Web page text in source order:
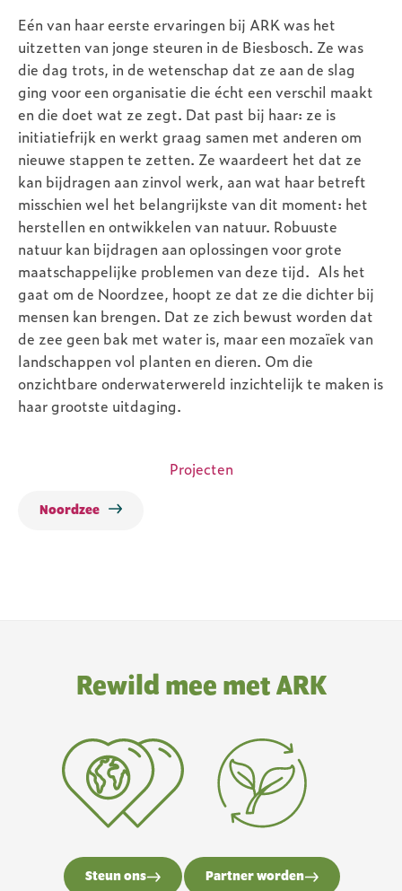
Eén van haar eerste ervaringen bij ARK was het
uitzetten van jonge steuren in de Biesbosch. Ze was
die dag trots, in de wetenschap dat ze aan de slag
ging voor een organisatie die écht een verschil maakt
en die doet wat ze zegt. Dat past bij haar: ze is
initiatiefrijk en werkt graag samen met anderen om
nieuwe stappen te zetten. Ze waardeert het dat ze
kan bijdragen aan zinvol werk, aan wat haar betreft
misschien wel het belangrijkste van dit moment: het
herstellen en ontwikkelen van natuur. Robuuste
natuur kan bijdragen aan oplossingen voor grote
maatschappelijke problemen van deze tijd. Als het
gaat om de Noordzee, hoopt ze dat ze die dichter bij
mensen kan brengen. Dat ze zich bewust worden dat
de zee geen bak met water is, maar een mozaïek van
landschappen vol planten en dieren. Om die
onzichtbare onderwaterwereld inzichtelijk te maken is
haar grootste uitdaging.
Projecten
Noordzee
Rewild mee met ARK
Steun ons Partner worden